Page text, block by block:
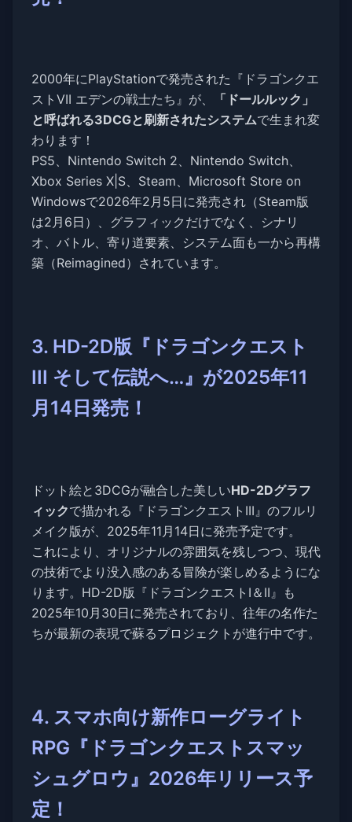
2000年にPlayStationで発売された『ドラゴンクエ
ストVII エデンの戦士たち』が、
「ドールルック」
と呼ばれる3DCGと刷新されたシステムで生まれ変
わります！
PS5、Nintendo Switch 2、Nintendo Switch、
Xbox Series X|S、Steam、Microsoft Store on
Windowsで2026年2月5日に発売され（Steam版
は2月6日）、グラフィックだけでなく、シナリ
オ、バトル、寄り道要素、システム面も一から再構
築（Reimagined）されています。
3. HD-2D版『ドラゴンクエスト
III そして伝説へ…』が2025年11
月14日発売！
ドット絵と3DCGが融合した美しいHD-2Dグラフ
ィックで描かれる『ドラゴンクエストIII』のフルリ
メイク版が、2025年11月14日に発売予定です。
これにより、オリジナルの雰囲気を残しつつ、現代
の技術でより没入感のある冒険が楽しめるようにな
ります。HD-2D版『ドラゴンクエストI＆II』も
2025年10月30日に発売されており、往年の名作た
ちが最新の表現で蘇るプロジェクトが進行中です。
4. スマホ向け新作ローグライト
RPG『ドラゴンクエストスマッ
シュグロウ』2026年リリース予
定！